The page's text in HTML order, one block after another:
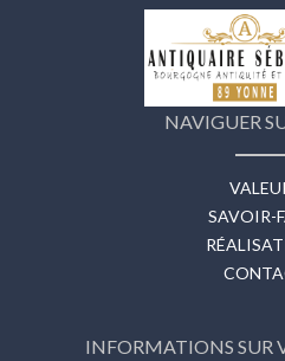
NAVIGUER
SAVOIR-
INFORMATIONS SUR